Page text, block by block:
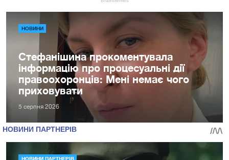
НОВИНИ
Стефанішина прокоментувала
інформацію про процесуальні дії
правоохоронців: Мені немає чого
приховувати
5 серпня 2026